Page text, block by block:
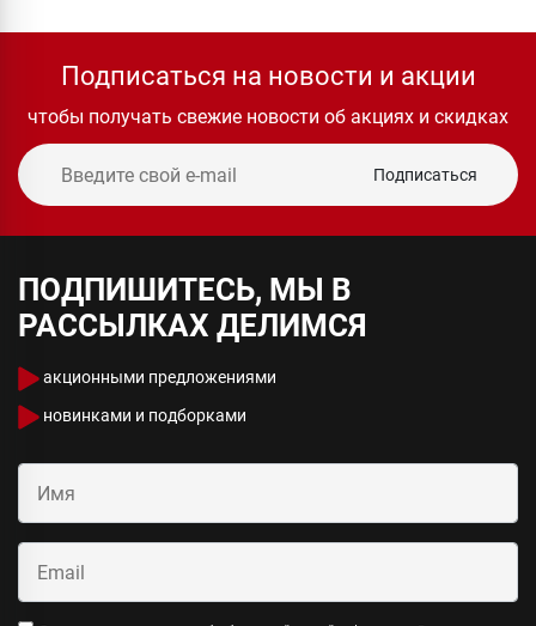
Подписаться на новости и акции
чтобы получать свежие новости об акциях и скидках
Подписаться
ПОДПИШИТЕСЬ, МЫ В
РАССЫЛКАХ ДЕЛИМСЯ
акционными предложениями
новинками и подборками